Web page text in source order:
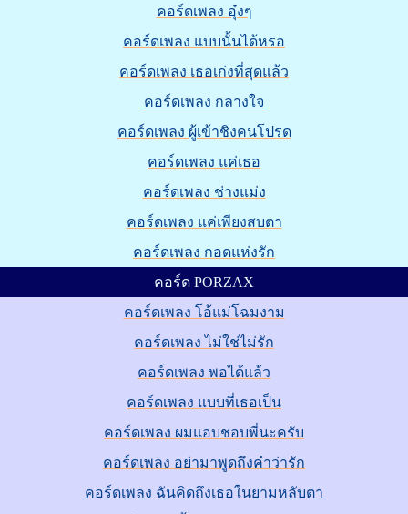
คอร์ดเพลง อุ๋งๆ
คอร์ดเพลง แบบนั้นได้หรอ
คอร์ดเพลง เธอเก่งที่สุดแล้ว
คอร์ดเพลง กลางใจ
คอร์ดเพลง ผู้เข้าชิงคนโปรด
คอร์ดเพลง แค่เธอ
คอร์ดเพลง ช่างแม่ง
คอร์ดเพลง แค่เพียงสบตา
คอร์ดเพลง กอดแห่งรัก
คอร์ด PORZAX
คอร์ดเพลง โอ้แม่โฉมงาม
คอร์ดเพลง ไม่ใช่ไม่รัก
คอร์ดเพลง พอได้แล้ว
คอร์ดเพลง แบบที่เธอเป็น
คอร์ดเพลง ผมแอบชอบพี่นะครับ
คอร์ดเพลง อย่ามาพูดถึงคำว่ารัก
คอร์ดเพลง ฉันคิดถึงเธอในยามหลับตา